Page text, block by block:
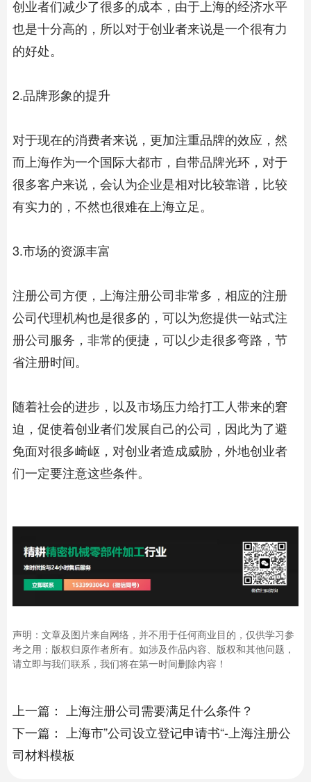
创业者们减少了很多的成本，由于上海的经济水平
也是十分高的，所以对于创业者来说是一个很有力
的好处。
2.品牌形象的提升
对于现在的消费者来说，更加注重品牌的效应，然
而上海作为一个国际大都市，自带品牌光环，对于
很多客户来说，会认为企业是相对比较靠谱，比较
有实力的，不然也很难在上海立足。
3.市场的资源丰富
注册公司方便，上海注册公司非常多，相应的注册
公司代理机构也是很多的，可以为您提供一站式注
册公司服务，非常的便捷，可以少走很多弯路，节
省注册时间。
随着社会的进步，以及市场压力给打工人带来的窘
迫，促使着创业者们发展自己的公司，因此为了避
免面对很多崎岖，对创业者造成威胁，外地创业者
们一定要注意这些条件。
声明：文章及图片来自网络，并不用于任何商业目的，仅供学习参
考之用；版权归原作者所有。如涉及作品内容、版权和其他问题，
请立即与我们联系，我们将在第一时间删除内容！
上一篇： 上海注册公司需要满足什么条件？
下一篇： 上海市”公司设立登记申请书“-上海注册公
司材料模板